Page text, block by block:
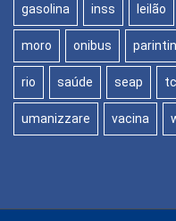
gasolina inss leilão
moro onibus
rio saúde seap
umanizzare vacina